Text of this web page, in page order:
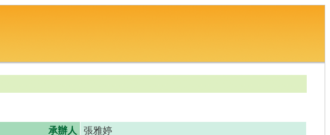
承辦人
張雅婷